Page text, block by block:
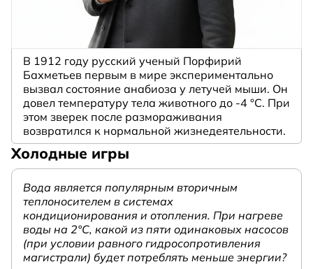
В 1912 году русский ученый Порфирий
Бахметьев первым в мире экспериментально
вызвал состояние анабиоза у летучей мыши. Он
довел температуру тела животного до -4 °C. При
этом зверек после размораживания
возвратился к нормальной жизнедеятельности.
Холодные игры
Вода является популярным вторичным
теплоносителем в системах
кондиционирования и отопления. При нагреве
воды на 2°С, какой из пяти одинаковых насосов
(при условии равного гидросопротивления
магистрали) будет потреблять меньше энергии?